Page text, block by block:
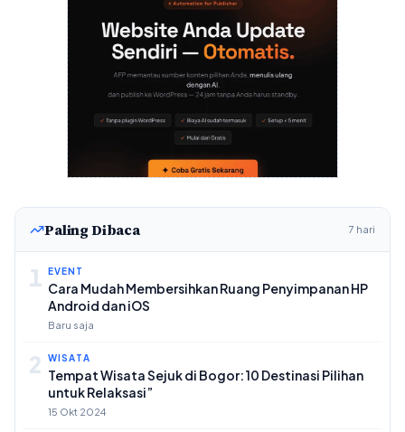
Paling Dibaca 7 hari
1 EVENT
Cara Mudah Membersihkan Ruang Penyimpanan HP
Android dan iOS
Baru saja
2 WISATA
Tempat Wisata Sejuk di Bogor: 10 Destinasi Pilihan
untuk Relaksasi”
15 Okt 2024